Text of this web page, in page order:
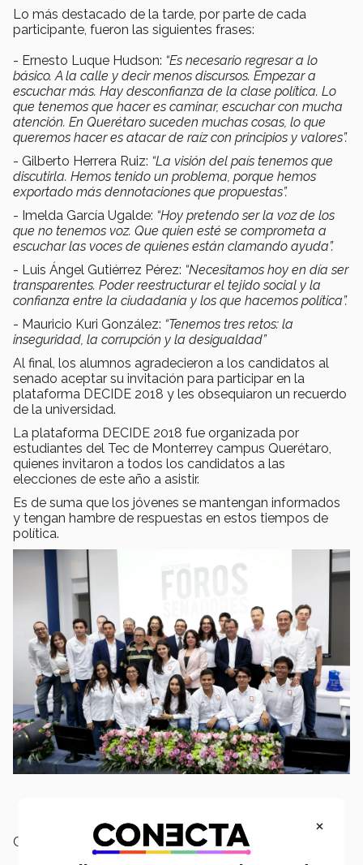
Lo más destacado de la tarde, por parte de cada
participante, fueron las siguientes frases:
- Ernesto Luque Hudson: “Es necesario regresar a lo
básico. A la calle y decir menos discursos. Empezar a
escuchar más. Hay desconfianza de la clase política. Lo
que tenemos que hacer es caminar, escuchar con mucha
atención. En Querétaro suceden muchas cosas, lo que
queremos hacer es atacar de raíz con principios y valores”.
- Gilberto Herrera Ruiz: “La visión del país tenemos que
discutirla. Hemos tenido un problema, porque hemos
exportado más dennotaciones que propuestas”.
- Imelda García Ugalde: “Hoy pretendo ser la voz de los
que no tenemos voz. Que quien esté se comprometa a
escuchar las voces de quienes están clamando ayuda”.
- Luis Ángel Gutiérrez Pérez: “Necesitamos hoy en día ser
transparentes. Poder reestructurar el tejido social y la
confianza entre la ciudadanía y los que hacemos política”.
- Mauricio Kuri González: “Tenemos tres retos: la
inseguridad, la corrupción y la desigualdad”
Al final, los alumnos agradecieron a los candidatos al
senado aceptar su invitación para participar en la
plataforma DECIDE 2018 y les obsequiaron un recuerdo
de la universidad.
La plataforma DECIDE 2018 fue organizada por
estudiantes del Tec de Monterrey campus Querétaro,
quienes invitaron a todos los candidatos a las
elecciones de este año a asistir.
Es de suma que los jóvenes se mantengan informados
y tengan hambre de respuestas en estos tiempos de
política.
Campus:
×